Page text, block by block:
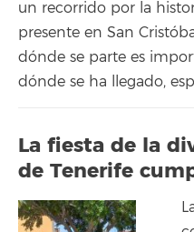
un recorrido por la
presente en San
dónde se parte es
dónde se ha llegado,
La fiesta de la
de Tenerife